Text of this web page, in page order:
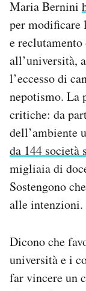
Notifiche
Regala il
Hai bisogno
Esci
Maria Bernini
per modificare
e
all’università,
l’eccesso di
nepotismo. La
critiche: da
dell’ambiente
da 144 società
migliaia di
Sostengono
alle intenzioni.
Dicono che
università e i
far vincere un